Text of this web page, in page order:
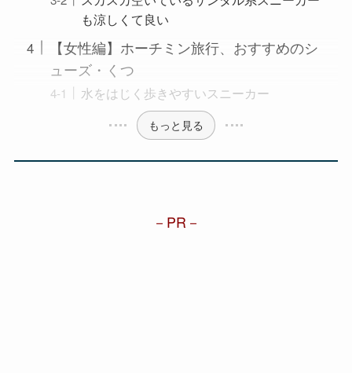
も涼しくて良い
【女性編】ホーチミン旅行、おすすめのシ
ューズ・くつ
水をはじく歩きやすいスニーカー
もっと見る
PR